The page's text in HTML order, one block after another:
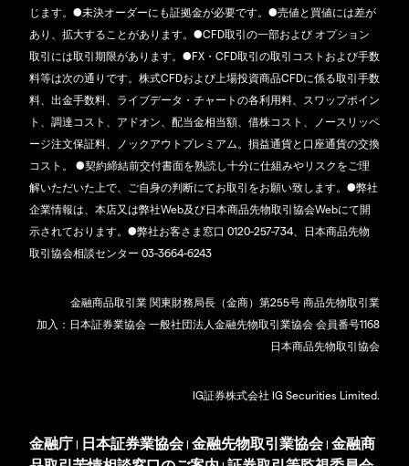
じます。●未決オーダーにも証拠金が必要です。●売値と買値には差が
あり、拡大することがあります。●CFD取引の一部および オプション
取引には取引期限があります。●FX・CFD取引の取引コストおよび手数
料等は次の通りです。株式CFDおよび上場投資商品CFDに係る取引手数
料、出金手数料、ライブデータ・チャートの各利用料、スワップポイン
ト、調達コスト、アドオン、配当金相当額、借株コスト、ノースリッペ
ージ注文保証料、ノックアウトプレミアム。損益通貨と口座通貨の交換
コスト。 ●契約締結前交付書面を熟読し十分に仕組みやリスクをご理
解いただいた上で、ご自身の判断にてお取引をお願い致します。●弊社
企業情報は、本店又は弊社Web及び日本商品先物取引協会Webにて開
示されております。●弊社お客さま窓口 0120-257-734、日本商品先物
取引協会相談センター 03-3664-6243
金融商品取引業 関東財務局長（金商）第255号 商品先物取引業
加入：日本証券業協会 一般社団法人金融先物取引業協会 会員番号1168
日本商品先物取引協会
IG証券株式会社 IG Securities Limited.
金融庁 | 日本証券業協会| 金融先物取引業協会| 金融商